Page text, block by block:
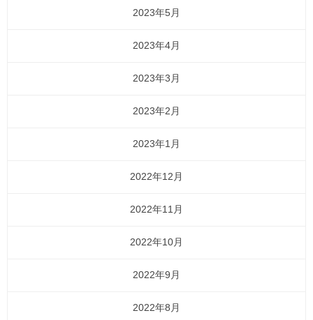
2023年5月
2023年4月
2023年3月
2023年2月
2023年1月
2022年12月
2022年11月
2022年10月
2022年9月
2022年8月